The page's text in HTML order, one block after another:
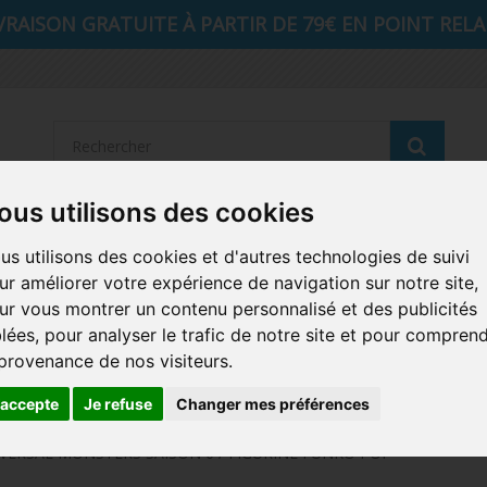
utilisons des cookies
utilisons des cookies et d'autres technologies de suivi
améliorer votre expérience de navigation sur notre site,
vous montrer un contenu personnalisé et des publicités
pour analyser le trafic de notre site et pour
de nos visiteurs.
Je refuse Changer mes préférences
GRATUITE À PARTIR DE 79€ EN POINT
AUTRES COMICS MUSIQUE SPORTS POP
FUNKO HOME FUNKO VINYL SODA RETRO
CARTE A JOUER
MONSTERS SAISON 6 / FIGURINE FUNKO POP